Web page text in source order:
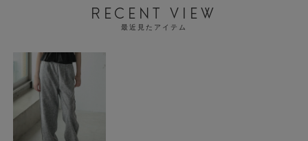
RECENT VIEW
最近見たアイテム